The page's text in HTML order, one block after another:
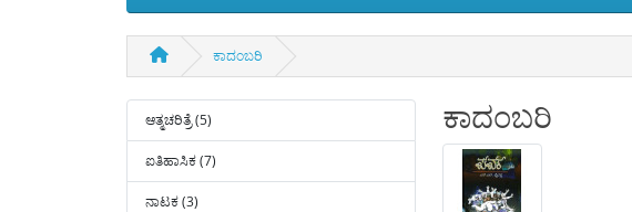
ಕಾದಂಬರಿ
ಆತ್ಮಚರಿತ್ರೆ (5)
ಐತಿಹಾಸಿಕ (7)
ನಾಟಕ (3)
ಕಾದಂಬರಿ